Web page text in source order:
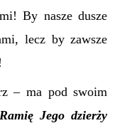
By nasze dusze
lecz by zawsze
– ma pod swoim
Ramię Jego dzierży